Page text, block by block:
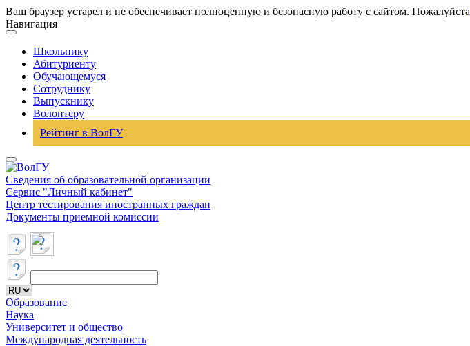
Ваш браузер устарел и не обеспечивает полноценную и безопасную работу с сайтом. Пожалуйста
Навигация
Школьнику
Абитуриенту
Обучающемуся
Сотруднику
Выпускнику
Волонтеру
Рейтинг в ВолГУ
Сведения об образовательной организации
Сервис "Личный кабинет"
Центр тестирования иностранных граждан
Документы приемной комиссии
Образование
Наука
Университет и общество
Международная деятельность